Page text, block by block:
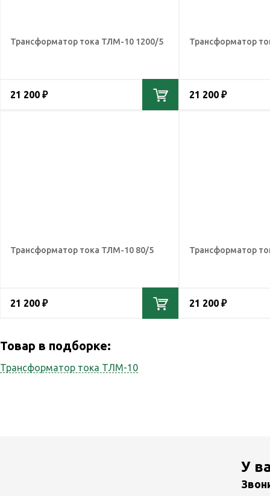
Трансформатор тока ТЛМ-10 1200/5
21 200 ₽
Трансформатор
21 200 ₽
Трансформатор тока ТЛМ-10 80/5
21 200 ₽
Трансформатор
21 200 ₽
Товар в подборке:
Трансформатор тока ТЛМ-10
У